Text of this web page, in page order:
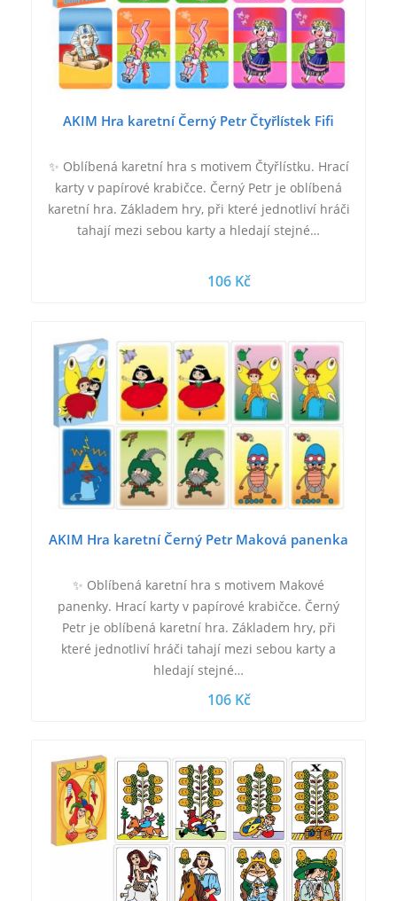
AKIM Hra karetní Černý Petr Čtyřlístek Fifi
✨ Oblíbená karetní hra s motivem Čtyřlístku. Hrací
karty v papírové krabičce. Černý Petr je oblíbená
karetní hra. Základem hry, při které jednotliví hráči
tahají mezi sebou karty a hledají stejné…
106 Kč
AKIM Hra karetní Černý Petr Maková panenka
✨ Oblíbená karetní hra s motivem Makové
panenky. Hrací karty v papírové krabičce. Černý
Petr je oblíbená karetní hra. Základem hry, při
které jednotliví hráči tahají mezi sebou karty a
hledají stejné…
106 Kč